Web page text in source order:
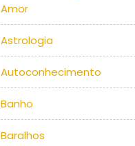
Amor
Astrologia
Autoconhecimento
Banho
Baralhos